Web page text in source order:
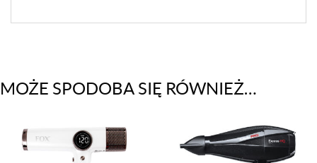
MOŻE SPODOBA SIĘ RÓWNIEŻ…